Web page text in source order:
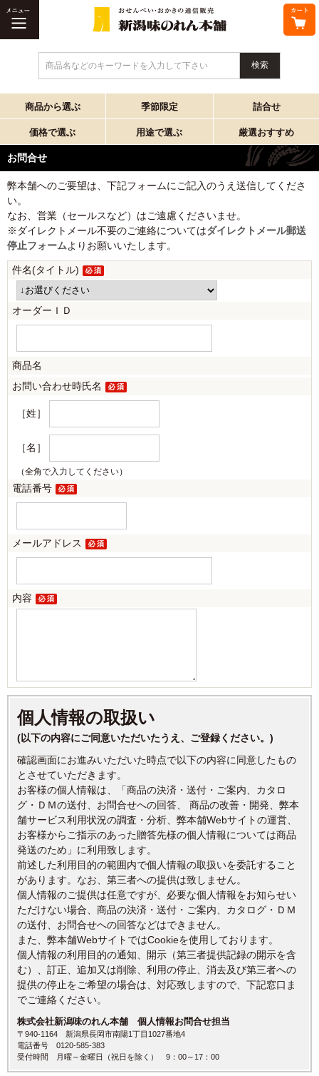
商品名などのキーワードを入力して下さい
商品から選ぶ 季節限定 詰合せ
価格で選ぶ 用途で選ぶ 厳選おすすめ
お問合せ
弊本舗へのご要望は、下記フォームにご記入のうえ送信してくださ
い。
なお、営業（セールスなど）はご遠慮くださいませ。
※ダイレクトメール不要のご連絡についてはダイレクトメール郵送
停止フォームよりお願いいたします。
件名(タイトル)
オーダーＩＤ
商品名
お問い合わせ時氏名
［姓］
［名］
（全角で入力してください）
電話番号
メールアドレス
内容
個人情報の取扱い
(以下の内容にご同意いただいたうえ、ご登録ください。)
確認画面にお進みいただいた時点で以下の内容に同意したもの
とさせていただきます。
お客様の個人情報は、「商品の決済・送付・ご案内、カタロ
グ・ＤＭの送付、お問合せへの回答、 商品の改善・開発、弊本
舗サービス利用状況の調査・分析、弊本舗Webサイトの運営、
お客様からご指示のあった贈答先様の個人情報については商品
発送のため」に利用致します。
前述した利用目的の範囲内で個人情報の取扱いを委託すること
があります。なお、第三者への提供は致しません。
個人情報のご提供は任意ですが、必要な個人情報をお知らせい
ただけない場合、商品の決済・送付・ご案内、カタログ・ＤＭ
の送付、お問合せへの回答などはできません。
また、弊本舗WebサイトではCookieを使用しております。
個人情報の利用目的の通知、開示（第三者提供記録の開示を含
む）、訂正、追加又は削除、利用の停止、消去及び第三者への
提供の停止をご希望の場合は、対応致しますので、下記窓口ま
でご連絡ください。
株式会社新潟味のれん本舗 個人情報お問合せ担当
〒940-1164 新潟県長岡市南陽1丁目1027番地4
電話番号 0120-585-383
受付時間 月曜～金曜日（祝日を除く） 9：00～17：00